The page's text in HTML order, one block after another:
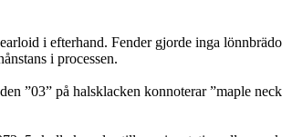
i efterhand. Fender gjorde inga
i processen.
”03” på halsklacken konnoterar ”maple